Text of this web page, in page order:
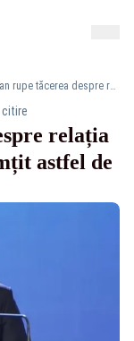
Ilie Bolojan rupe tăcerea despre relația cu Nicușor Dan: „Nu am simțit astfel de lucruri”
citire
relația
astfel de